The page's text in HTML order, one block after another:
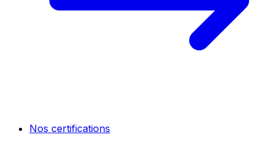
Nos certifications